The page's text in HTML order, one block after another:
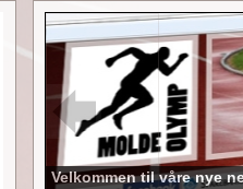
Velkommen til våre nye